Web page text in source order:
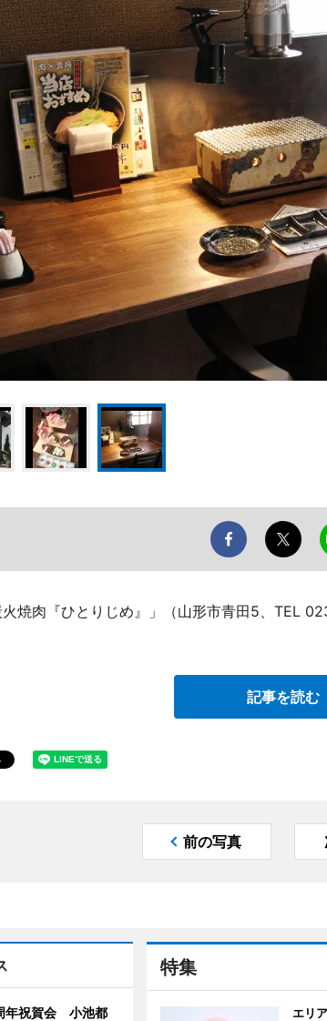
火焼肉『ひとりじめ』」（山形市青田5、TEL
記事を読む
前の写真
特集
エリ
年祝賀会 小池都